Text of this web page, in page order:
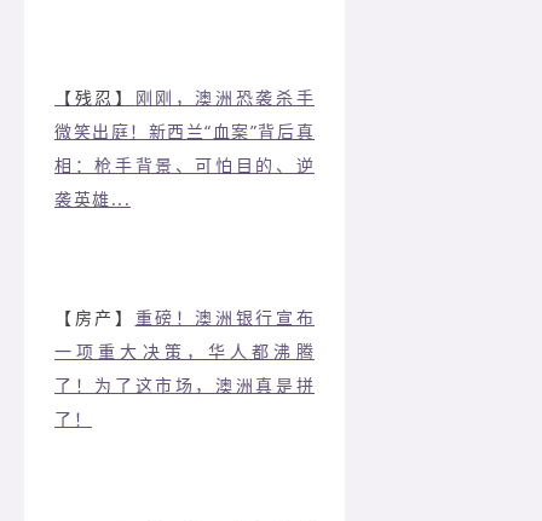
【残忍】 刚刚，澳洲恐袭杀手
微笑出庭！新西兰“血案”背后真
相：枪手背景、可怕目的、逆
袭英雄...
【房产】 重磅！澳洲银行宣布
一项重大决策，华人都沸腾
了！为了这市场，澳洲真是拼
了！